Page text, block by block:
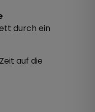
durch ein
auf die